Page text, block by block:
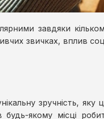
завдяки
звичках, вплив
зручність,
якому місці